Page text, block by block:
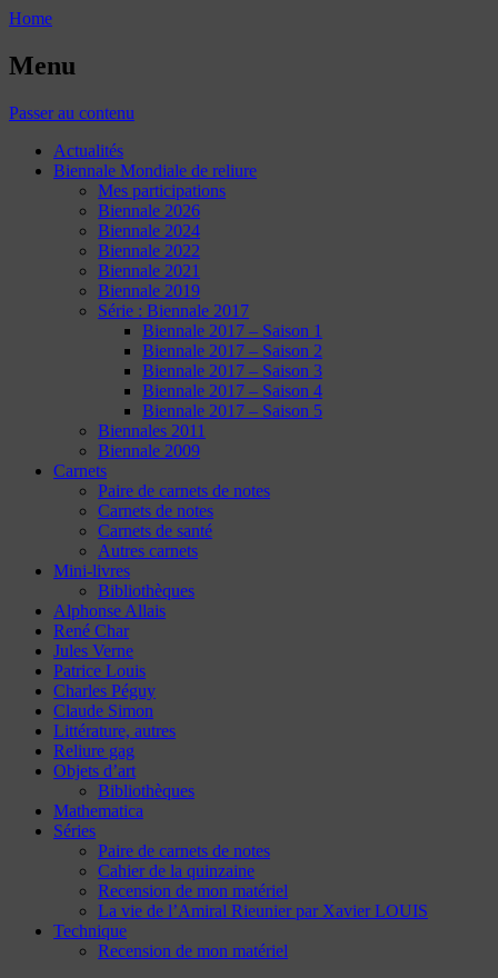
Home
Menu
Passer au contenu
Actualités
Biennale Mondiale de reliure
Mes participations
Biennale 2026
Biennale 2024
Biennale 2022
Biennale 2021
Biennale 2019
Série : Biennale 2017
Biennale 2017 – Saison 1
Biennale 2017 – Saison 2
Biennale 2017 – Saison 3
Biennale 2017 – Saison 4
Biennale 2017 – Saison 5
Biennales 2011
Biennale 2009
Carnets
Paire de carnets de notes
Carnets de notes
Carnets de santé
Autres carnets
Mini-livres
Bibliothèques
Alphonse Allais
René Char
Jules Verne
Patrice Louis
Charles Péguy
Claude Simon
Littérature, autres
Reliure gag
Objets d’art
Bibliothèques
Mathematica
Séries
Paire de carnets de notes
Cahier de la quinzaine
Recension de mon matériel
La vie de l’Amiral Rieunier par Xavier LOUIS
Technique
Recension de mon matériel